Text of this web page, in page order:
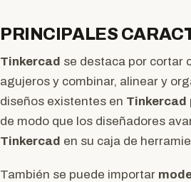
PRINCIPALES
Tinkercad se destaca por cortar
agujeros y combinar, alinear y
diseños existentes en Tinkercad
de modo que los diseñadores
Tinkercad en su caja de
También se puede importar